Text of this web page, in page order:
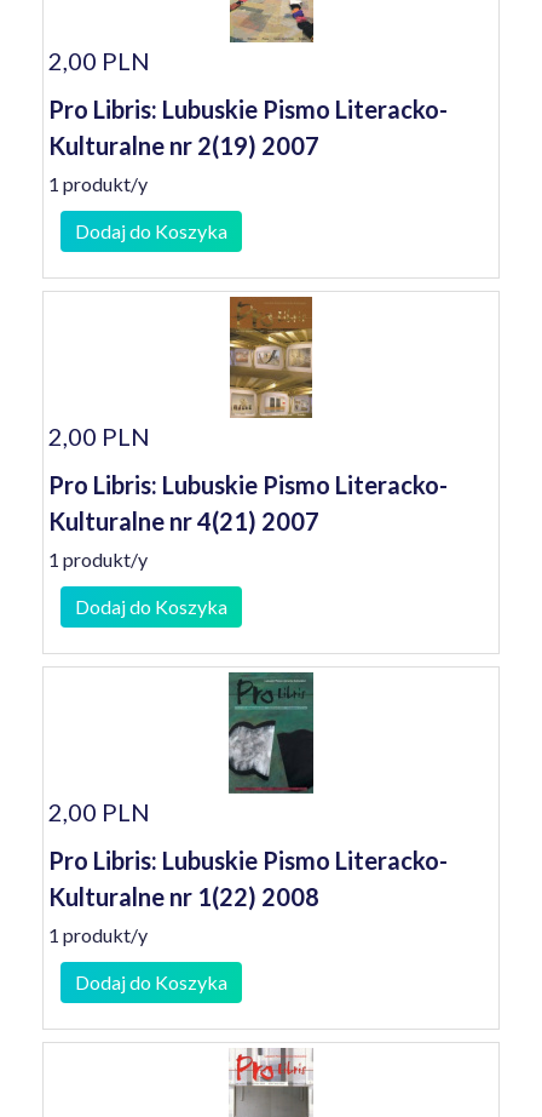
2,00 PLN
Pro Libris: Lubuskie Pismo Literacko-
Kulturalne nr 2(19) 2007
1 produkt/y
Dodaj do Koszyka
2,00 PLN
Pro Libris: Lubuskie Pismo Literacko-
Kulturalne nr 4(21) 2007
1 produkt/y
Dodaj do Koszyka
2,00 PLN
Pro Libris: Lubuskie Pismo Literacko-
Kulturalne nr 1(22) 2008
1 produkt/y
Dodaj do Koszyka